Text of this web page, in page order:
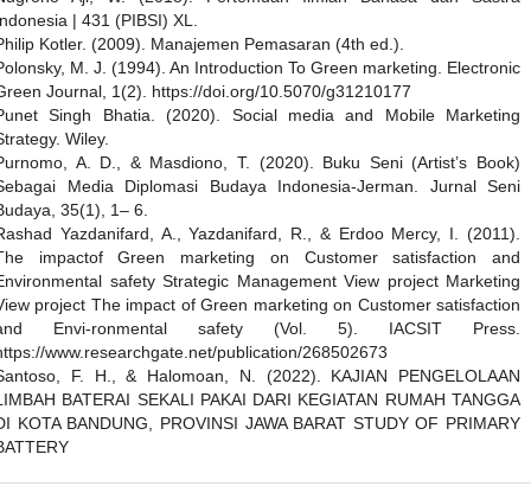
| 431 (PIBSI) XL.
Kotler. (2009). Manajemen Pemasaran (4th ed.).
M. J. (1994). An Introduction To Green marketing. Electronic
Journal, 1(2). https://doi.org/10.5070/g31210177
Singh Bhatia. (2020). Social media and Mobile Marketing
Wiley.
A. D., & Masdiono, T. (2020). Buku Seni (Artist’s Book)
Media Diplomasi Budaya Indonesia-Jerman. Jurnal Seni
35(1), 1– 6.
Yazdanifard, A., Yazdanifard, R., & Erdoo Mercy, I. (2011).
impactof Green marketing on Customer satisfaction and
safety Strategic Management View project Marketing
project The impact of Green marketing on Customer satisfaction
Envi-ronmental safety (Vol. 5). IACSIT Press.
www.researchgate.net/publication/268502673
F. H., & Halomoan, N. (2022). KAJIAN PENGELOLAAN
BATERAI SEKALI PAKAI DARI KEGIATAN RUMAH TANGGA
KOTA BANDUNG, PROVINSI JAWA BARAT STUDY OF PRIMARY